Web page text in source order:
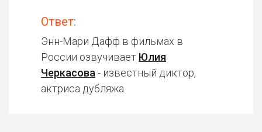
Ответ:
Энн-Мари Дафф в фильмах в
России озвучивает Юлия
Черкасова - известный диктор,
актриса дубляжа.